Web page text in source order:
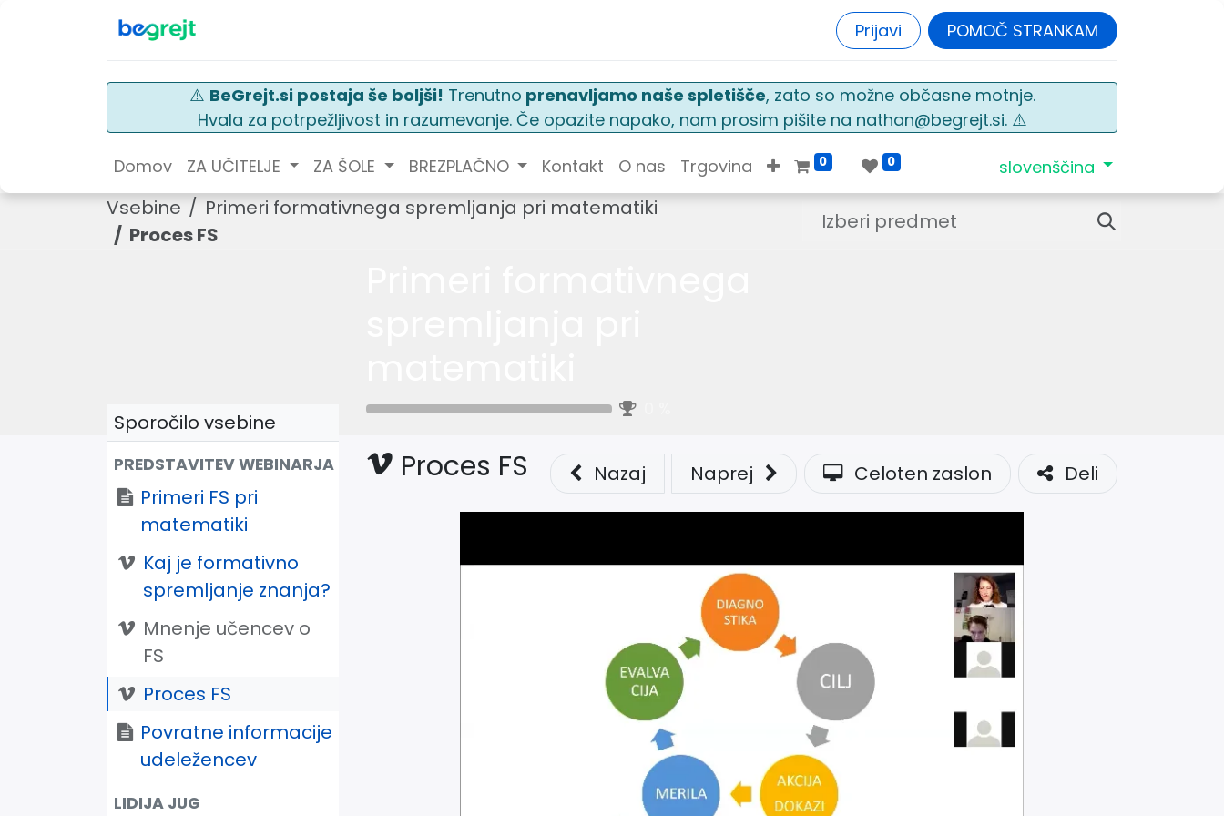
Prijavi POMOČ STRANKAM
⚠️ BeGrejt.si postaja še boljši! Trenutno prenavljamo naše spletišče, zato so možne občasne motnje.
Hvala za potrpežljivost in razumevanje. Če opazite napako, nam prosim pišite na nathan@begrejt.si. ⚠️
Domov ZA UČITELJE ZA ŠOLE BREZPLAČNO Kontakt O nas Trgovina 0 0 slovenščina
Vsebine
Primeri formativnega spremljanja pri matematiki
Proces FS
Sporočilo vsebine
PREDSTAVITEV WEBINARJA
Primeri FS pri
matematiki
Kaj je formativno
spremljanje znanja?
Mnenje učencev o
FS
Proces FS
Povratne informacije
udeležencev
LIDIJA JUG
Proces FS Nazaj Naprej Celoten zaslon Deli